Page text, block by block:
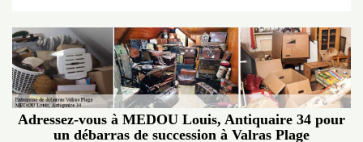
Adressez-vous à MEDOU Louis, Antiquaire 34 pour
un débarras de succession à Valras Plage